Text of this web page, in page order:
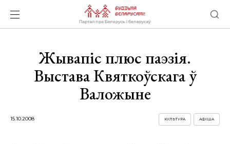
Жывапіс плюс паэзія.
Выстава Квяткоўскага ў
Валожыне
15.10.2008 АФІША
КУЛЬТУРА